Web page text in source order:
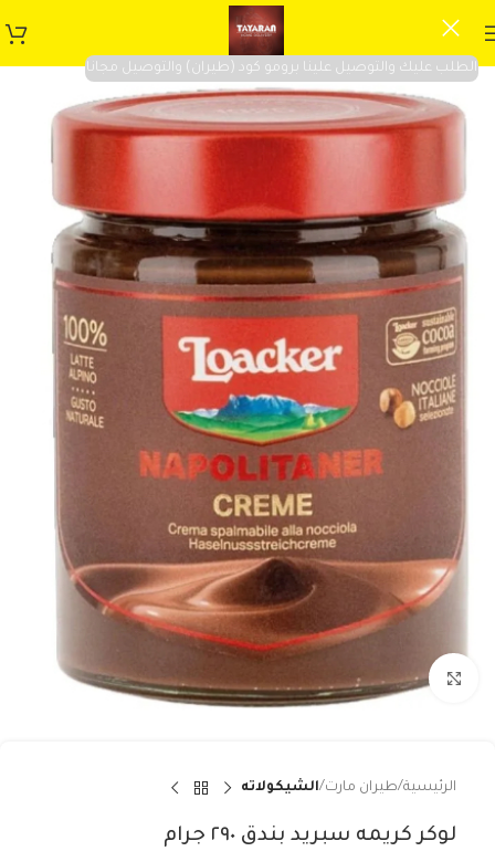
الطلب عليك والتوصيل علينا برومو كود (طيران) والتوصيل مجانا
Click to enlarge
الرئيسية طيران مارت الشيكولاته
لوكر كريمه سبريد بندق ٢٩٠ جرام